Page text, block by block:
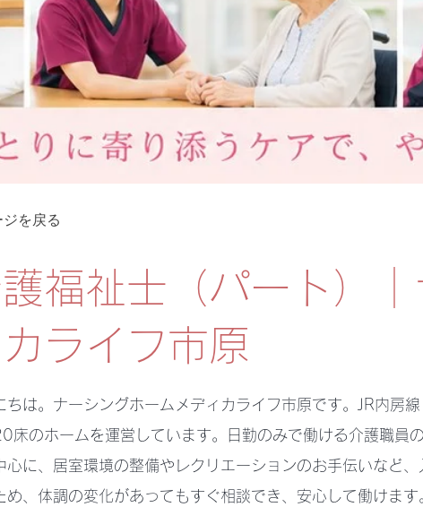
を戻る
福祉士（パート）
ライフ市原
ちは。ナーシングホームメディカライフ市原です。JR内房
床のホームを運営しています。日勤のみで働ける介護職員
心に、居室環境の整備やレクリエーションのお手伝いなど
め、体調の変化があってもすぐ相談でき、安心して働けま